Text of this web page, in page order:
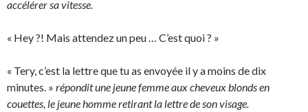
accélérer sa vitesse.
« Hey ?! Mais attendez un peu … C’est quoi ? »
« Tery, c’est la lettre que tu as envoyée il y a moins de dix
minutes. » répondit une jeune femme aux cheveux blonds en
couettes, le jeune homme retirant la lettre de son visage.